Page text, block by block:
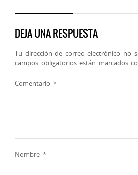
DEJA UNA RESPUESTA
Tu dirección de correo electrónico no
campos obligatorios están marcados
Comentario *
Nombre *